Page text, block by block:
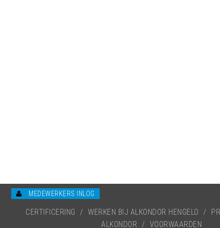
MEDEWERKERS INLOG
CERTIFICERING / WERKEN BIJ ALKONDOR HENGELO /
ALKONDOR
/ VOORWAARDEN